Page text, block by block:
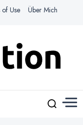
of Use Über Mich